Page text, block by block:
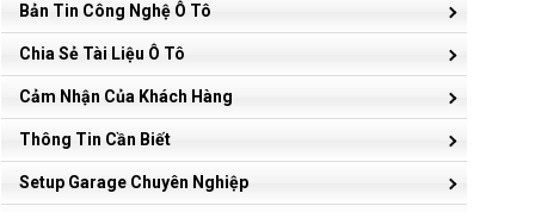
Bản Tin Công Nghệ Ô Tô
Chia Sẻ Tài Liệu Ô Tô
Cảm Nhận Của Khách Hàng
Thông Tin Cần Biết
Setup Garage Chuyên Nghiệp